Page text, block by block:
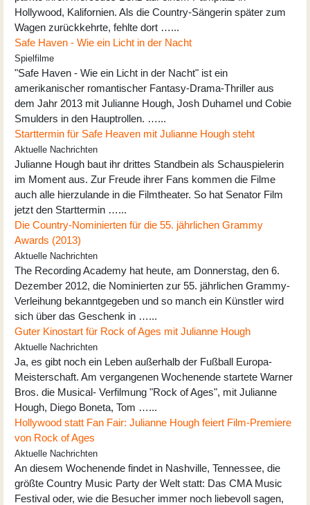
Hollywood, Kalifornien. Als die Country-Sängerin später zum
Wagen zurückkehrte, fehlte dort …...
Safe Haven - Wie ein Licht in der Nacht
Spielfilme
"Safe Haven - Wie ein Licht in der Nacht" ist ein
amerikanischer romantischer Fantasy-Drama-Thriller aus
dem Jahr 2013 mit Julianne Hough, Josh Duhamel und Cobie
Smulders in den Hauptrollen. …...
Starttermin für Safe Heaven mit Julianne Hough steht
Aktuelle Nachrichten
Julianne Hough baut ihr drittes Standbein als Schauspielerin
im Moment aus. Zur Freude ihrer Fans kommen die Filme
auch alle hierzulande in die Filmtheater. So hat Senator Film
jetzt den Starttermin …...
Die Country-Nominierten für die 55. jährlichen Grammy
Awards (2013)
Aktuelle Nachrichten
The Recording Academy hat heute, am Donnerstag, den 6.
Dezember 2012, die Nominierten zur 55. jährlichen Grammy-
Verleihung bekanntgegeben und so manch ein Künstler wird
sich über das Geschenk in …...
Guter Kinostart für Rock of Ages mit Julianne Hough
Aktuelle Nachrichten
Ja, es gibt noch ein Leben außerhalb der Fußball Europa-
Meisterschaft. Am vergangenen Wochenende startete Warner
Bros. die Musical- Verfilmung "Rock of Ages", mit Julianne
Hough, Diego Boneta, Tom …...
Hollywood statt Fan Fair: Julianne Hough feiert Film-Premiere
von Rock of Ages
Aktuelle Nachrichten
An diesem Wochenende findet in Nashville, Tennessee, die
größte Country Music Party der Welt statt: Das CMA Music
Festival oder, wie die Besucher immer noch liebevoll sagen,